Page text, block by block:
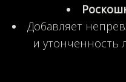
Добавляет
и утонченность